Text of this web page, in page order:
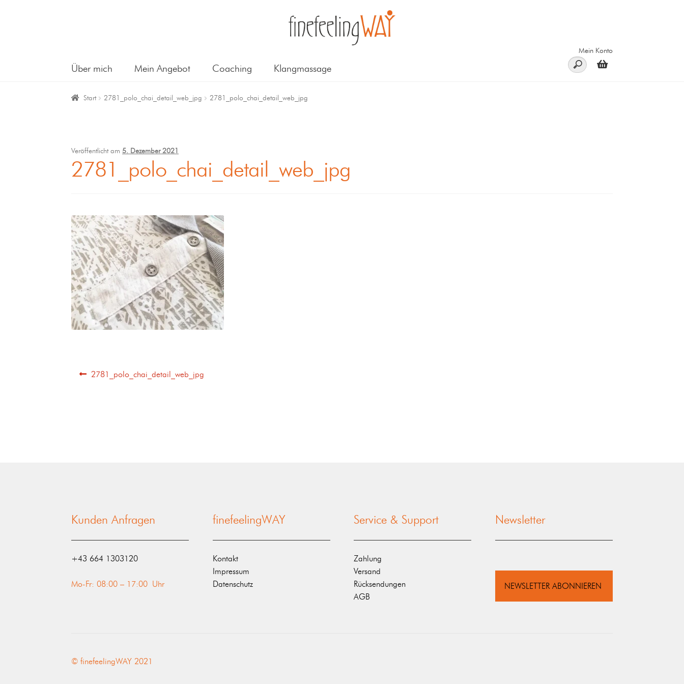
Über mich Mein Angebot Coaching Klangmassage
Mein Konto
Start 2781_polo_chai_detail_web_jpg 2781_polo_chai_detail_web_jpg
Veröffentlicht am5. Dezember 2021
2781_polo_chai_detail_web_jpg
2781_polo_chai_detail_web_jpg
Kunden Anfragen
‭+43 664 1303120‬
Mo-Fr: 08:00 – 17:00 Uhr
finefeelingWAY
Kontakt
Impressum
Datenschutz
Service & Support
Zahlung
Versand
Rücksendungen
AGB
Newsletter
NEWSLETTER ABONNIEREN
© finefeelingWAY 2021